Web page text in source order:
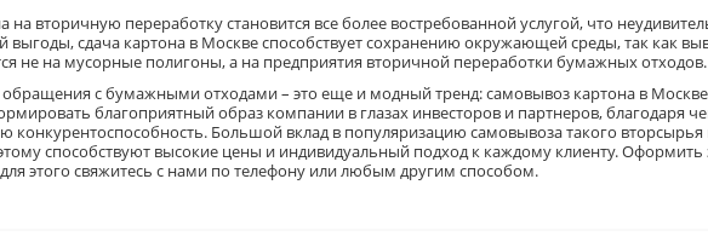
на вторичную переработку становится все более востребованной услугой, что
выгоды, сдача картона в Москве способствует сохранению окружающей среды, так как
не на мусорные полигоны, а на предприятия вторичной переработки бумажных отходов.
обращения с бумажными отходами – это еще и модный тренд: самовывоз картона в
благоприятный образ компании в глазах инвесторов и партнеров, благодаря
конкурентоспособность. Большой вклад в популяризацию самовывоза такого вторсырья
способствуют высокие цены и индивидуальный подход к каждому клиенту. Оформить
этого свяжитесь с нами по телефону или любым другим способом.